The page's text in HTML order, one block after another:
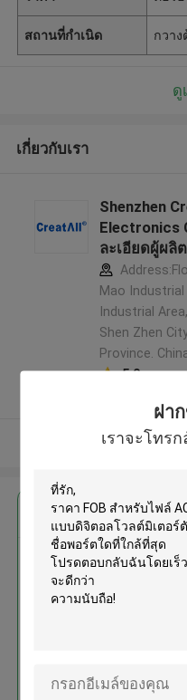
ฝา
เราจะโทร
สถานที่กำเนิด กวาง
ดู
เกี่ยวกับเรา
Shenzhen
Electronics
ละเอียดผู้ผลิต
Mao Industrial
Industrial
Shen Zhen
Province.
5.0
ดู
এর
AC